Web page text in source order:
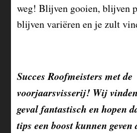
weg! Blijven gooien, blijven
blijven variëren en je zult
Succes Roofmeisters met de
voorjaarsvisserij! Wij
geval fantastisch en hopen
tips een boost kunnen